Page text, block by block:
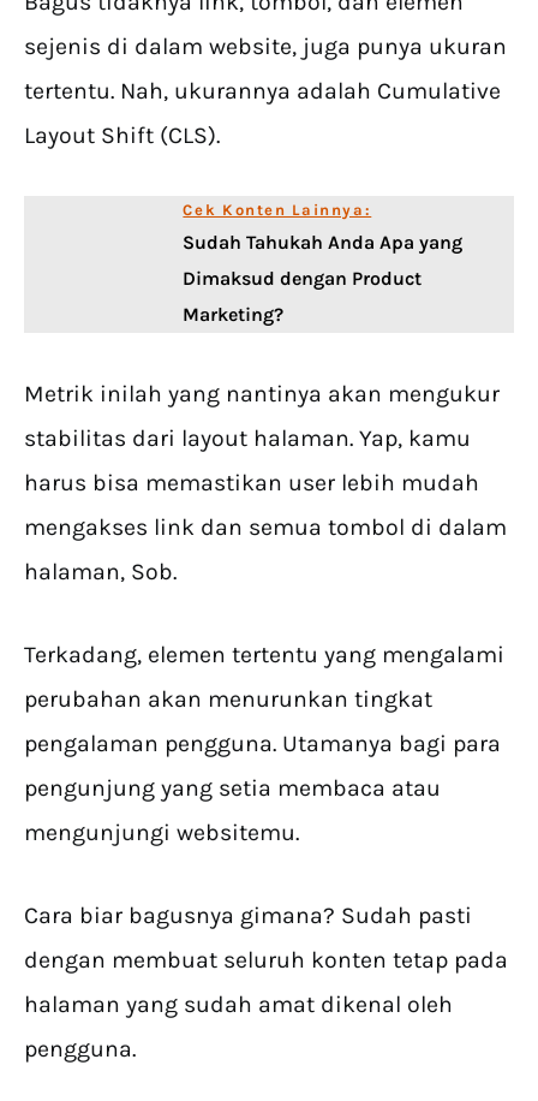
sejenis di dalam website, juga punya ukuran
tertentu. Nah, ukurannya adalah Cumulative
Layout Shift (CLS).
Cek Konten Lainnya:
Sudah Tahukah Anda Apa yang
Dimaksud dengan Product
Marketing?
Metrik inilah yang nantinya akan mengukur
stabilitas dari layout halaman. Yap, kamu
harus bisa memastikan user lebih mudah
mengakses link dan semua tombol di dalam
halaman, Sob.
Terkadang, elemen tertentu yang mengalami
perubahan akan menurunkan tingkat
pengalaman pengguna. Utamanya bagi para
pengunjung yang setia membaca atau
mengunjungi websitemu.
Cara biar bagusnya gimana? Sudah pasti
dengan membuat seluruh konten tetap pada
halaman yang sudah amat dikenal oleh
pengguna.